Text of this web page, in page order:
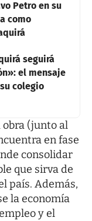
Petro en su
como
seguirá
el mensaje
colegio
obra (junto al
en fase
consolidar
que sirva de
país. Además,
la economía
y el